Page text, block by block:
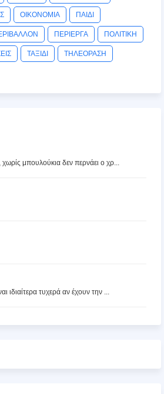
ΟΙΚΟΝΟΜΙΑ ΠΑΙΔΙ
ΠΕΡΙΕΡΓΑ ΠΟΛΙΤΙΚΗ
ΤΑΞΙΔΙ ΤΗΛΕΟΡΑΣΗ
μπουλούκια δεν περνάει ο χρ...
ιδιαίτερα τυχερά αν έχουν την ...